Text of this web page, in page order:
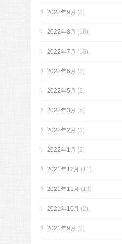
2022年9月 (3)
2022年8月 (18)
2022年7月 (10)
2022年6月 (3)
2022年5月 (2)
2022年3月 (5)
2022年2月 (3)
2022年1月 (2)
2021年12月 (11)
2021年11月 (13)
2021年10月 (2)
2021年9月 (8)